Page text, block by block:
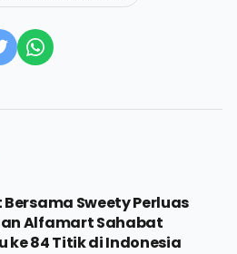
Sweety Perluas
Alfamart Sahabat
ke 84 Titik di Indonesia